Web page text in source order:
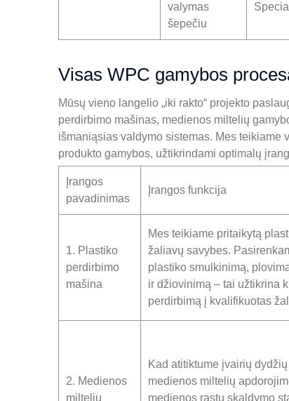
valymas
šepečiu
Visas WPC gamybos
Mūsų vieno langelio „iki rakto“ projekto
perdirbimo mašinas, medienos miltelių
išmaniąsias valdymo sistemas. Mes
produkto gamybos, užtikrindami optimalų
Įrangos
pavadinimas
Įrangos funkcija
1. Plastiko
perdirbimo
mašina
Mes teikiame pritaikytą
žaliavų savybes.
plastiko smulkinimą,
ir džiovinimą – tai užtikrina
perdirbimą į kvalifikuotas
2. Medienos
miltelių
Kad atitiktume įvairių
medienos miltelių
medienos rąstų skaldymo